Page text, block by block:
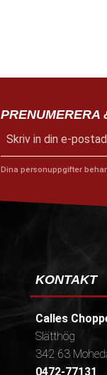
PRENUMERERA
Dina personuppgifter
KONTAKT
Calles
Slätthög
342 63
0472-77131